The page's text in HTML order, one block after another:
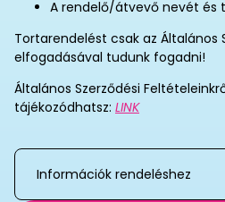
A rendelő/átvevő nevét és
Tortarendelést csak az Általános
elfogadásával tudunk fogadni!
Általános Szerződési
tájékozódhatsz: LINK
Információk rendeléshez